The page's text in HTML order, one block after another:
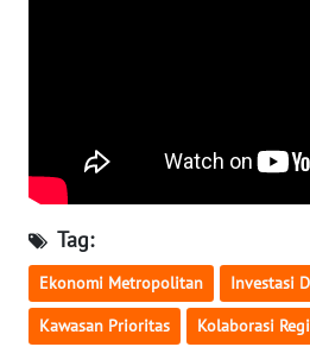
Tag:
Ekonomi Metropolitan Investasi
Kawasan Prioritas Kolaborasi
KALSEL
KALTIM
WN
SULSEL